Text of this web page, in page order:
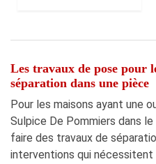
Les travaux de pose pour
séparation dans une pièce
Pour les maisons ayant une
Sulpice De Pommiers dans
faire des travaux de
interventions qui